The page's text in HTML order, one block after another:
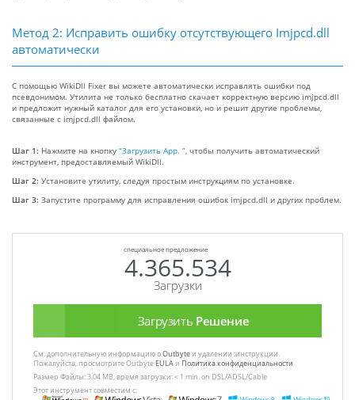
Метод 2: Исправить ошибку отсутствующего Imjpcd.dll
автоматически
С помощью WikiDll Fixer вы можете автоматически исправлять ошибки под
псевдонимом. Утилита не только бесплатно скачает корректную версию imjpcd.dll
и предложит нужный каталог для его установки, но и решит другие проблемы,
связанные с imjpcd.dll файлом.
Шаг 1: Нажмите на кнопку “Загрузить App. ”, чтобы получить автоматический
инструмент, предоставляемый WikiDll.
Шаг 2: Установите утилиту, следуя простым инструкциям по установке.
Шаг 3: Запустите программу для исправления ошибок imjpcd.dll и других проблем.
специальное предложение
4.365.534
Загрузки
Загрузить Решение
См. дополнительную информацию оOutbyteи удалении :инструкции.
Пожалуйста, просмотрите Outbyte EULAи Политика конфиденциальности
Размер Файлы: 3.04 MB, время загрузки: < 1 min. on DSL/ADSL/Cable
Этот инструмент совместим с: